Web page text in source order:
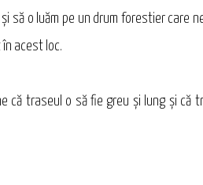
să o luăm pe un drum forestier care
acest loc.
că traseul o să fie greu şi lung şi